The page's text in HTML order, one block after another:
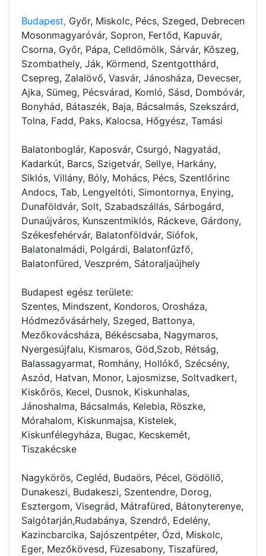
Budapest, Győr, Miskolc, Pécs, Szeged, Debrecen
Mosonmagyaróvár, Sopron, Fertőd, Kapuvár,
Csorna, Győr, Pápa, Celldömölk, Sárvár, Kőszeg,
Szombathely, Ják, Körmend, Szentgotthárd,
Csepreg, Zalalövő, Vasvár, Jánosháza, Devecser,
Ajka, Sümeg, Pécsvárad, Komló, Sásd, Dombóvár,
Bonyhád, Bátaszék, Baja, Bácsalmás, Szekszárd,
Tolna, Fadd, Paks, Kalocsa, Hőgyész, Tamási
Balatonboglár, Kaposvár, Csurgó, Nagyatád,
Kadarkút, Barcs, Szigetvár, Sellye, Harkány,
Siklós, Villány, Bóly, Mohács, Pécs, Szentlőrinc
Andocs, Tab, Lengyeltóti, Simontornya, Enying,
Dunaföldvár, Solt, Szabadszállás, Sárbogárd,
Dunaújváros, Kunszentmiklós, Ráckeve, Gárdony,
Székesfehérvár, Balatonföldvár, Siófok,
Balatonalmádi, Polgárdi, Balatonfűzfő,
Balatonfüred, Veszprém, Sátoraljaújhely
Budapest egész területe:
Szentes, Mindszent, Kondoros, Orosháza,
Hódmezővásárhely, Szeged, Battonya,
Mezőkovácsháza, Békéscsaba, Nagymaros,
Nyergesújfalu, Kismaros, Göd,Szob, Rétság,
Balassagyarmat, Romhány, Hollókő, Szécsény,
Aszód, Hatvan, Monor, Lajosmizse, Soltvadkert,
Kiskőrös, Kecel, Dusnok, Kiskunhalas,
Jánoshalma, Bácsalmás, Kelebia, Röszke,
Mórahalom, Kiskunmajsa, Kistelek,
Kiskunfélegyháza, Bugac, Kecskemét,
Tiszakécske
Nagykörös, Cegléd, Budaörs, Pécel, Gödöllő,
Dunakeszi, Budakeszi, Szentendre, Dorog,
Esztergom, Visegrád, Mátrafüred, Bátonyterenye,
Salgótarján,Rudabánya, Szendrő, Edelény,
Kazincbarcika, Sajószentpéter, Ózd, Miskolc,
Eger, Mezőkövesd, Füzesabony, Tiszafüred,